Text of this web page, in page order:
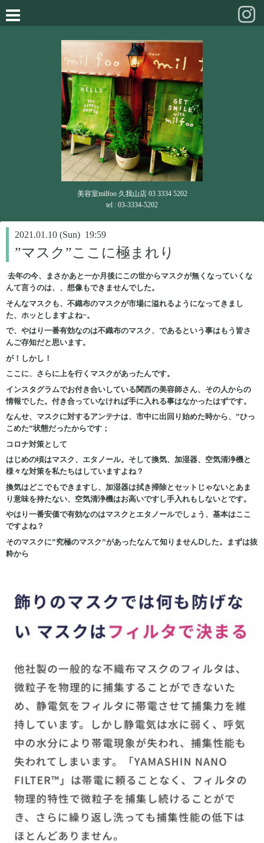
美容室milfoo 久我山店 03 3334 5202
tel : 03-3334-5202
2021.01.10 (Sun) 19:59
”マスク”ここに極まれり
去年の今、まさかあと一か月後にこの世からマスクが無くなっていくな
んて言うのは、、想像もできませんでした。
そんなマスクも、不織布のマスクが市場に溢れるようになってきまし
た、ホッとしますよね~。
で、やはり一番有効なのは不織布のマスク、であるという事はもう皆さ
んご存知だと思います。
が！しかし！
ここに、さらに上を行くマスクがあったんです。
インスタグラムでお付き合いしている関西の美容師さん、その人からの
情報でした。付き合っていなければ手に入れる事はなかったはずです。
なんせ、マスクに対するアンテナは、市中に出回り始めた時から、”ひっ
こめた”状態だったからです；
コロナ対策として
はじめの頃はマスク、エタノール。そして換気、加湿器、空気清浄機と
様々な対策を私たちはしていますよね？
換気はどこでもできますし、加湿器は拭き掃除とセットじゃないとあま
り意味を持たない、空気清浄機はお高いですし手入れもしないとです。
やはり一番安価で有効なのはマスクとエタノールでしょう、基本はここ
ですよね？
そのマスクに”究極のマスク”があったなんて知りませんⅮした。まずは抜
粋から